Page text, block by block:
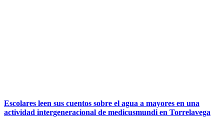
Escolares leen sus cuentos sobre el agua a mayores en una
actividad intergeneracional de medicusmundi en Torrelavega